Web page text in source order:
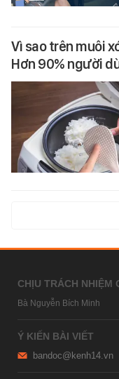
Vì sao trên muôi
Hơn 90% người
CHỊU TRÁCH NHIỆM
Bà Nguyễn Bích Minh
Ý KIẾN BÀI VIẾT
bandoc@kenh14.vn